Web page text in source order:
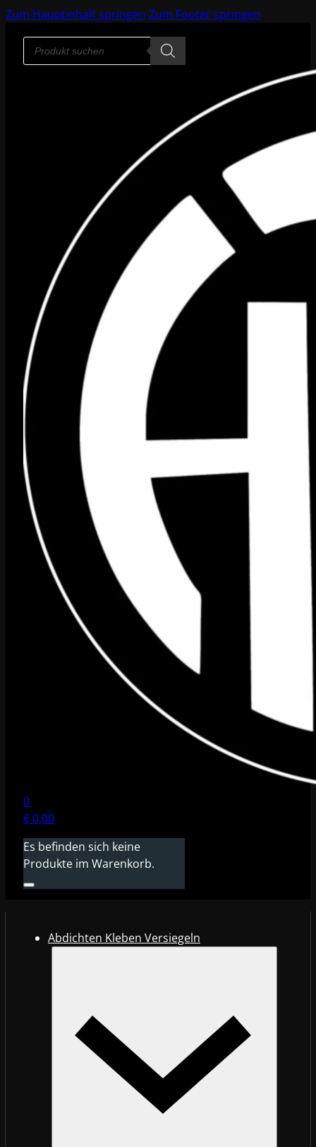
Zum Hauptinhalt springen Zum Footer springen
Products
search
0
€0,00
Es befinden sich keine
Produkte im Warenkorb.
Abdichten Kleben Versiegeln